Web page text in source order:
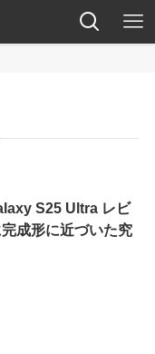
S25 Ultra レビ
成形に近づいた究